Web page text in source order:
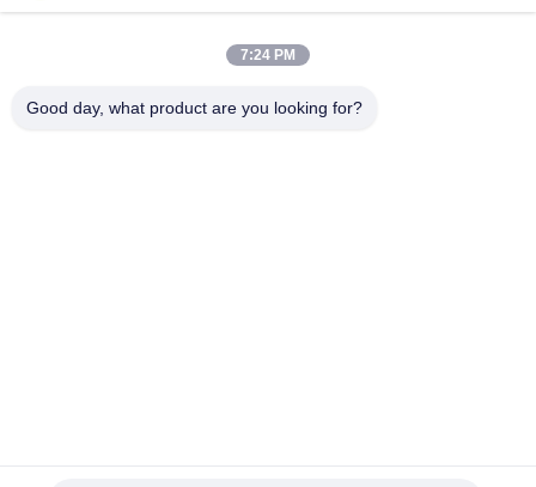
7:24 PM
Good day, what product are you looking for?